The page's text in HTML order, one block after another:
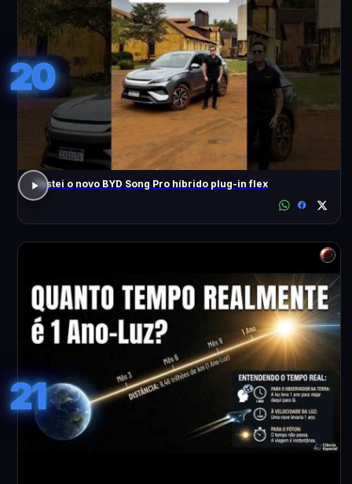
20
Testei o novo BYD Song Pro híbrido plug-in flex
21